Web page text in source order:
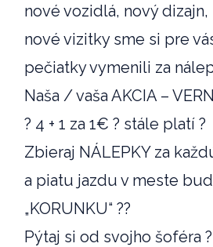
nové vozidlá, nový dizajn,
nové vizitky sme si pre
pečiatky vymenili za
Naša / vaša AKCIA –
? 4 + 1 za 1€ ? stále platí ?
Zbieraj NÁLEPKY za
a piatu jazdu v meste
„KORUNKU“ ??
Pýtaj si od svojho šoféra ?